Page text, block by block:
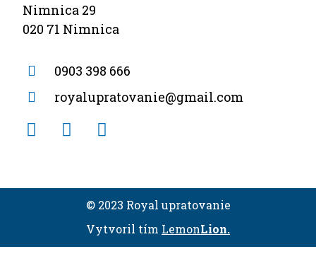
Nimnica 29
020 71 Nimnica
0903 398 666
royalupratovanie@gmail.com
© 2023 Royal upratovanie
Vytvoril tím LemonLion.